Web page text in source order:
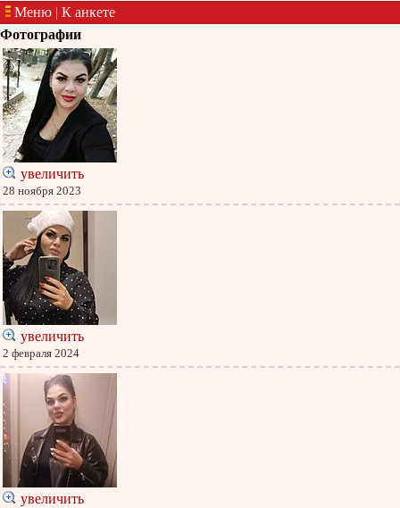
Меню | К анкете
Фотографии
увеличить
28 ноября 2023
увеличить
2 февраля 2024
увеличить